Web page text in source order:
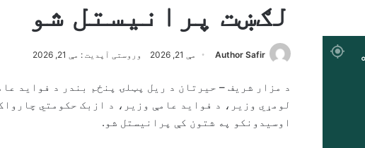
لګښت پرانیستل شو
Author Safir مې 21, 2026 وروستی آپدیت : مې 21, 2026
د مزار شریف – حیرتان د ریل پټلۍ پنځم بندر د فواید
لومړي وزیر، د فواید عامې وزیر، د ازبک حکومتي
اوسیدونکو په شتون کې پرانیستل شو.